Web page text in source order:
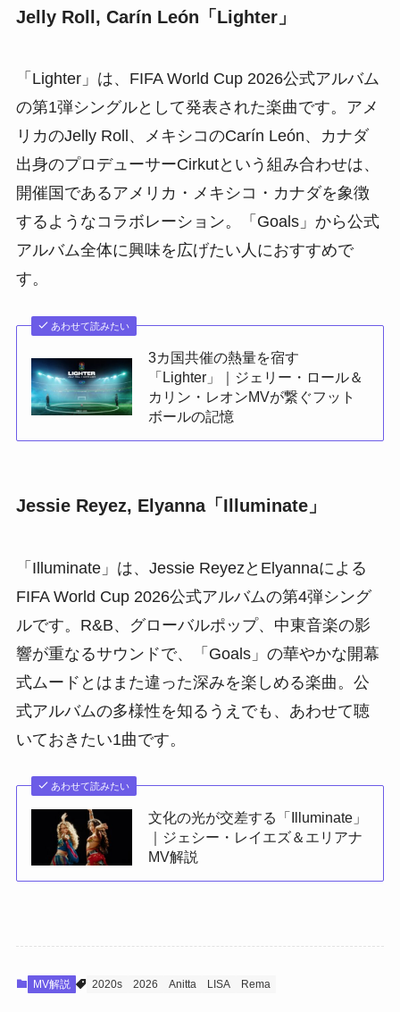
Jelly Roll, Carín León「Lighter」
「Lighter」は、FIFA World Cup 2026公式アルバム
の第1弾シングルとして発表された楽曲です。アメ
リカのJelly Roll、メキシコのCarín León、カナダ
出身のプロデューサーCirkutという組み合わせは、
開催国であるアメリカ・メキシコ・カナダを象徴
するようなコラボレーション。「Goals」から公式
アルバム全体に興味を広げたい人におすすめで
す。
あわせて読みたい
3カ国共催の熱量を宿す
「Lighter」｜ジェリー・ロール＆
カリン・レオンMVが繋ぐフット
ボールの記憶
Jessie Reyez, Elyanna「Illuminate」
「Illuminate」は、Jessie ReyezとElyannaによる
FIFA World Cup 2026公式アルバムの第4弾シング
ルです。R&B、グローバルポップ、中東音楽の影
響が重なるサウンドで、「Goals」の華やかな開幕
式ムードとはまた違った深みを楽しめる楽曲。公
式アルバムの多様性を知るうえでも、あわせて聴
いておきたい1曲です。
あわせて読みたい
文化の光が交差する「Illuminate」
｜ジェシー・レイエズ＆エリアナ
MV解説
MV解説 2020s 2026 Anitta LISA Rema